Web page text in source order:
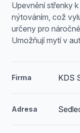
Upevnění střenky
nýtováním, což
určeny pro
Umožňují mytí v
Firma KDS
Adresa